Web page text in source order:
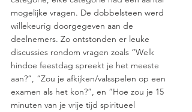
mogelijke vragen. De dobbelsteen werd
willekeurig doorgegeven aan de
deelnemers. Zo ontstonden er leuke
discussies rondom vragen zoals “Welk
hindoe feestdag spreekt je het meeste
aan?”, “Zou je afkijken/valsspelen op een
examen als het kon?”, en “Hoe zou je 15
minuten van je vrije tijd spiritueel